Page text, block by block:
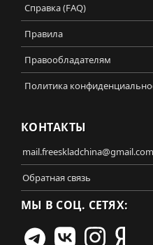
Справка (FAQ)
Правила
Правообладателям
Политика
КОНТАКТЫ
mail.freeskladchina@gmail.com
Обратная связь
МЫ В СОЦ. СЕТЯХ: